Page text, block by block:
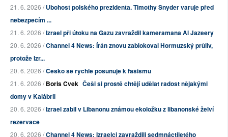
21. 6. 2026 /Ubohost polského prezidenta. Timothy Snyder varuje před
nebezpečím ...
21. 6. 2026 /Izrael při útoku na Gazu zavraždil kameramana Al Jazeery
20. 6. 2026 /Channel 4 News: Írán znovu zablokoval Hormuzský průliv,
protože Izr...
20. 6. 2026 /Česko se rychle posunuje k fašismu
21. 6. 2026 /Boris Cvek Češi si prostě chtějí udělat radost nějakými
domy v Kalábrii
20. 6. 2026 /Izrael zabil v Libanonu známou ekoložku z libanonské želví
rezervace
20. 6. 2026 /Channel 4 News: Izraelci zavraždili sedmnáctiletého